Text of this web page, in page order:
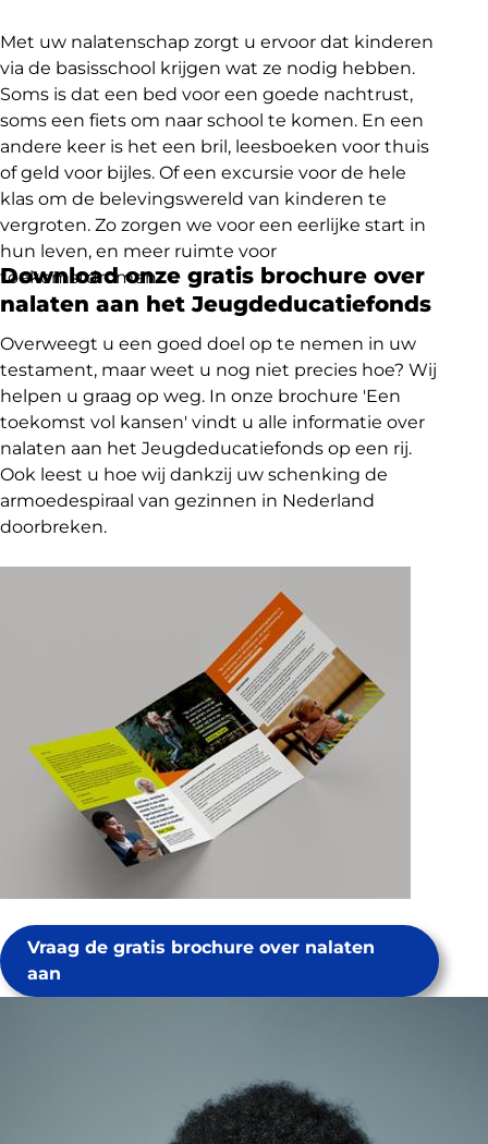
Met uw nalatenschap zorgt u ervoor dat kinderen
via de basisschool krijgen wat ze nodig hebben.
Soms is dat een bed voor een goede nachtrust,
soms een fiets om naar school te komen. En een
andere keer is het een bril, leesboeken voor thuis
of geld voor bijles. Of een excursie voor de hele
klas om de belevingswereld van kinderen te
vergroten. Zo zorgen we voor een eerlijke start in
hun leven, en meer ruimte voor
toekomstdromen.
Download onze gratis brochure over
nalaten aan het Jeugdeducatiefonds
Overweegt u een goed doel op te nemen in uw
testament, maar weet u nog niet precies hoe? Wij
helpen u graag op weg. In onze brochure 'Een
toekomst vol kansen' vindt u alle informatie over
nalaten aan het Jeugdeducatiefonds op een rij.
Ook leest u hoe wij dankzij uw schenking de
armoedespiraal van gezinnen in Nederland
doorbreken.
Vraag de gratis brochure over nalaten
aan